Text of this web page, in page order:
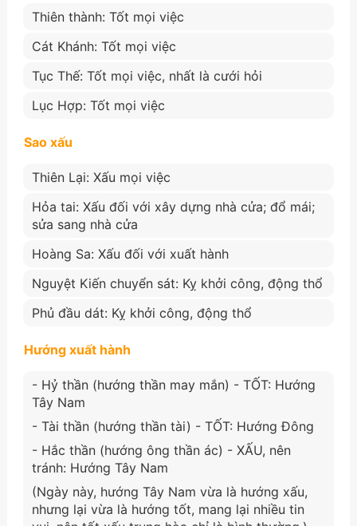
Thiên thành: Tốt mọi việc
Cát Khánh: Tốt mọi việc
Tục Thế: Tốt mọi việc, nhất là cưới hỏi
Lục Hợp: Tốt mọi việc
Sao xấu
Thiên Lại: Xấu mọi việc
Hỏa tai: Xấu đối với xây dựng nhà cửa; đổ mái;
sửa sang nhà cửa
Hoàng Sa: Xấu đối với xuất hành
Nguyệt Kiến chuyển sát: Kỵ khởi công, động thổ
Phủ đầu dát: Kỵ khởi công, động thổ
Hướng xuất hành
- Hỷ thần (hướng thần may mắn) - TỐT: Hướng
Tây Nam
- Tài thần (hướng thần tài) - TỐT: Hướng Đông
- Hắc thần (hướng ông thần ác) - XẤU, nên
tránh: Hướng Tây Nam
(Ngày này, hướng Tây Nam vừa là hướng xấu,
nhưng lại vừa là hướng tốt, mang lại nhiều tin